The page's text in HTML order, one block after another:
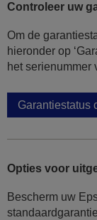
Controleer uw
Om de
hieronder op
het serienummer
Garantiestatus
Opties voor
Bescherm uw